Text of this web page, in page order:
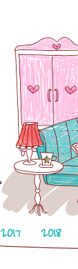
2017 2018